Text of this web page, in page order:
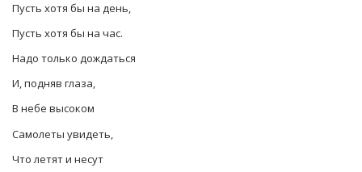
Пусть хотя бы на день,
Пусть хотя бы на час.
Надо только дождаться
И, подняв глаза,
В небе высоком
Самолеты увидеть,
Что летят и несут